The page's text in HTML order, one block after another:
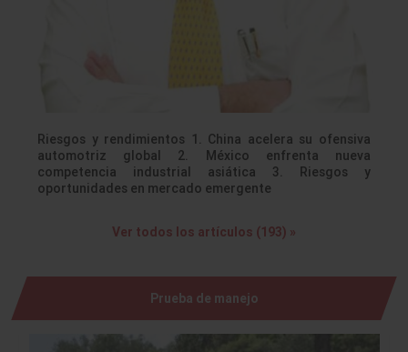
Riesgos y rendimientos 1. China acelera su ofensiva
automotriz global 2. México enfrenta nueva
competencia industrial asiática 3. Riesgos y
oportunidades en mercado emergente
Ver todos los artículos (193) »
Prueba de manejo